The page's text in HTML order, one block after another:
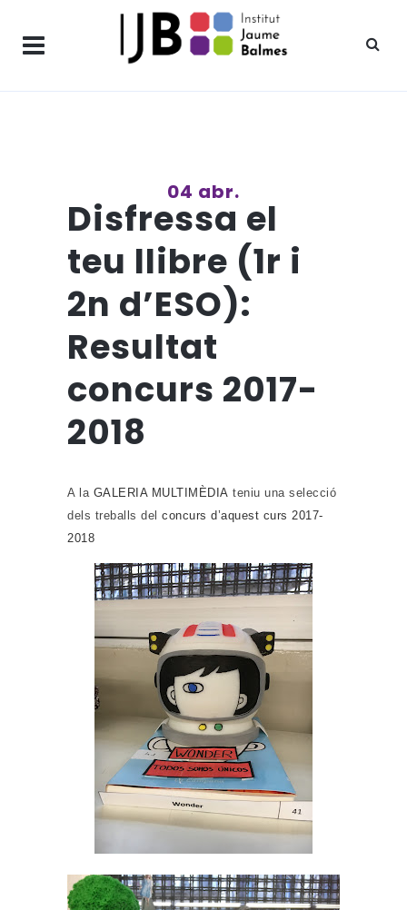
04 abr.
Disfressa el
teu llibre (1r i
2n d’ESO):
Resultat
concurs 2017-
2018
A la GALERIA MULTIMÈDIA teniu una selecció
dels treballs del concurs d’aquest curs 2017-
2018